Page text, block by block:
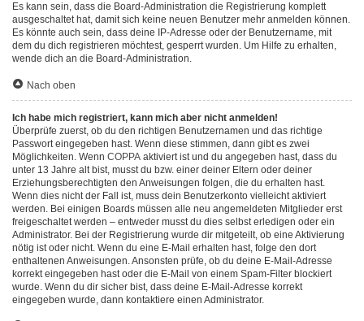
Es kann sein, dass die Board-Administration die Registrierung komplett
ausgeschaltet hat, damit sich keine neuen Benutzer mehr anmelden können.
Es könnte auch sein, dass deine IP-Adresse oder der Benutzername, mit
dem du dich registrieren möchtest, gesperrt wurden. Um Hilfe zu erhalten,
wende dich an die Board-Administration.
Nach oben
Ich habe mich registriert, kann mich aber nicht anmelden!
Überprüfe zuerst, ob du den richtigen Benutzernamen und das richtige
Passwort eingegeben hast. Wenn diese stimmen, dann gibt es zwei
Möglichkeiten. Wenn COPPA aktiviert ist und du angegeben hast, dass du
unter 13 Jahre alt bist, musst du bzw. einer deiner Eltern oder deiner
Erziehungsberechtigten den Anweisungen folgen, die du erhalten hast.
Wenn dies nicht der Fall ist, muss dein Benutzerkonto vielleicht aktiviert
werden. Bei einigen Boards müssen alle neu angemeldeten Mitglieder erst
freigeschaltet werden – entweder musst du dies selbst erledigen oder ein
Administrator. Bei der Registrierung wurde dir mitgeteilt, ob eine Aktivierung
nötig ist oder nicht. Wenn du eine E-Mail erhalten hast, folge den dort
enthaltenen Anweisungen. Ansonsten prüfe, ob du deine E-Mail-Adresse
korrekt eingegeben hast oder die E-Mail von einem Spam-Filter blockiert
wurde. Wenn du dir sicher bist, dass deine E-Mail-Adresse korrekt
eingegeben wurde, dann kontaktiere einen Administrator.